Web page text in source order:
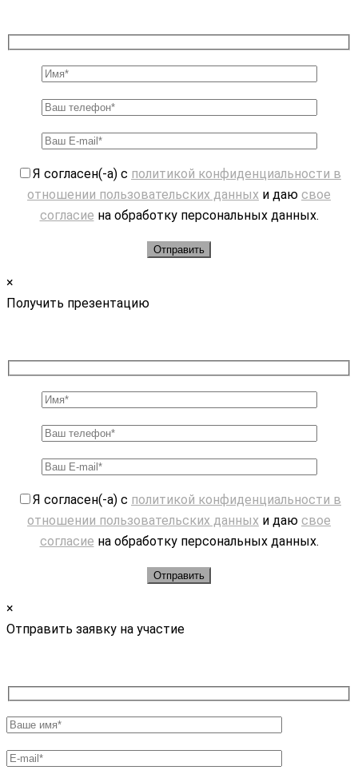
Я согласен(-а) с политикой конфиденциальности в
отношении пользовательских данных и даю свое
согласие на обработку персональных данных.
×
Получить презентацию
Я согласен(-а) с политикой конфиденциальности в
отношении пользовательских данных и даю свое
согласие на обработку персональных данных.
×
Отправить заявку на участие